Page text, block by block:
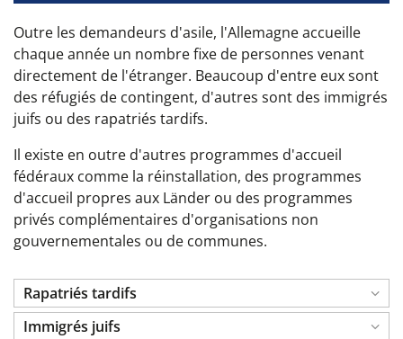
Outre les demandeurs d'asile, l'Allemagne accueille
chaque année un nombre fixe de personnes venant
directement de l'étranger. Beaucoup d'entre eux sont
des réfugiés de contingent, d'autres sont des immigrés
juifs ou des rapatriés tardifs.
Il existe en outre d'autres programmes d'accueil
fédéraux comme la réinstallation, des programmes
d'accueil propres aux Länder ou des programmes
privés complémentaires d'organisations non
gouvernementales ou de communes.
Rapatriés tardifs
Immigrés juifs